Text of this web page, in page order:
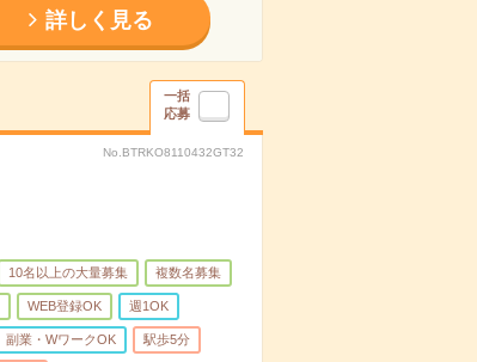
詳しく見る
一括
応募
No.BTRKO8110432GT32
10名以上の大量募集 複数名募集
WEB登録OK 週1OK
副業・WワークOK 駅歩5分